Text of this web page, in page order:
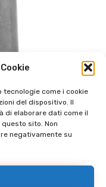
tecnologie come i cookie
del dispositivo. Il
di elaborare dati come il
sito. Non
negativamente su